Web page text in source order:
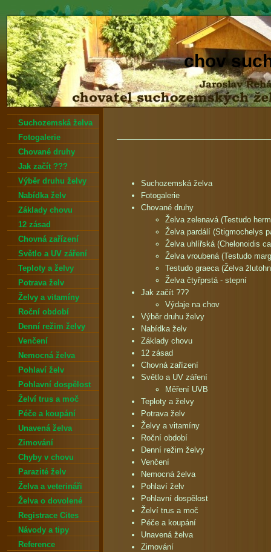
chov
Suchozemská želva
Fotogalerie
Chované druhy
Želva zelenavá (Testudo
Želva pardálí (Stigmochelys
Želva uhlířská (Chelonoidis
Želva vroubená (Testudo
Testudo graeca (Želva
Želva čtyřprstá - stepní
Jak začít ???
Výdaje na chov
Výběr druhu želvy
Nabídka želv
Základy chovu
12 zásad
Chovná zařízení
Světlo a UV záření
Měření UVB
Teploty a želvy
Potrava želv
Želvy a vitamíny
Roční období
Denní režim želvy
Venčení
Nemocná želva
Pohlaví želv
Pohlavní dospělost
Želví trus a moč
Péče a koupání
Unavená želva
Zimování
Suchozemská želva
Fotogalerie
Chované druhy
Jak začít ???
Výběr druhu želvy
Nabídka želv
Základy chovu
12 zásad
Chovná zařízení
Světlo a UV záření
Teploty a želvy
Potrava želv
Želvy a vitamíny
Roční období
Denní režim želvy
Venčení
Nemocná želva
Pohlaví želv
Pohlavní dospělost
Želví trus a moč
Péče a koupání
Unavená želva
Zimování
Chyby v chovu
Parazité želv
Želva a veterináři
Želva o dovolené
Registrace Cites
Návody a tipy
Reference